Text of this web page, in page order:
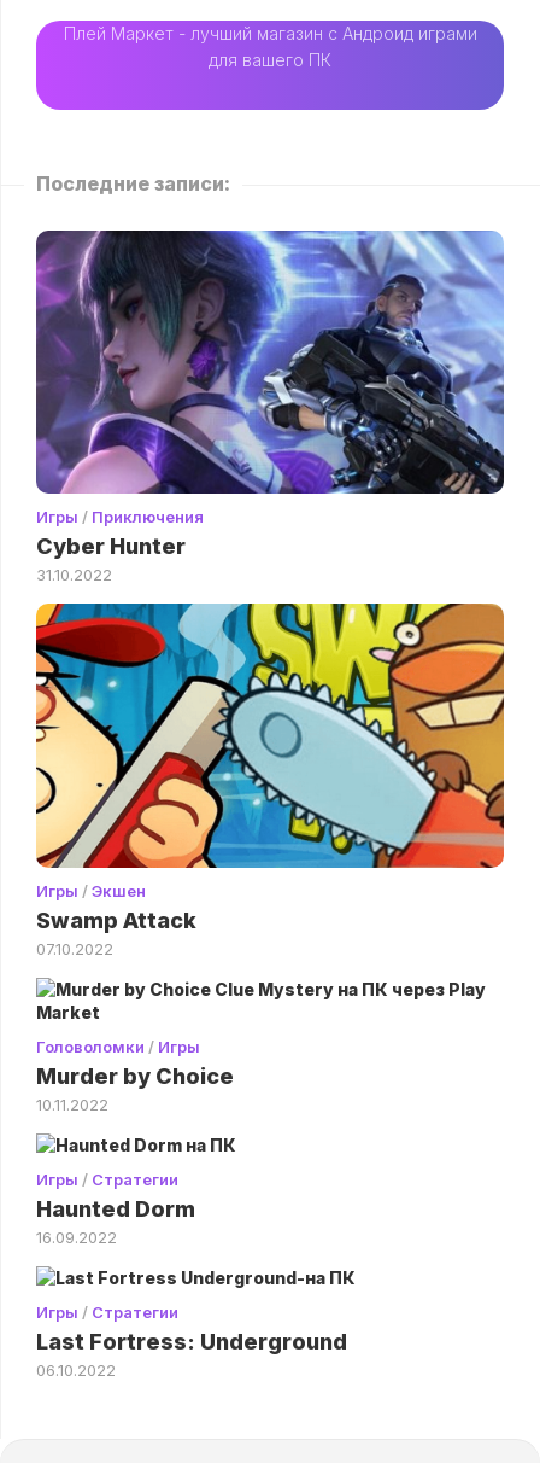
Плей Маркет - лучший магазин с Андроид играми
для вашего ПК
Последние записи:
Игры / Приключения
Cyber Hunter
31.10.2022
Игры /Экшен
Swamp Attack
07.10.2022
Головоломки / Игры
Murder by Choice
10.11.2022
Игры / Стратегии
Haunted Dorm
16.09.2022
Игры / Стратегии
Last Fortress: Underground
06.10.2022